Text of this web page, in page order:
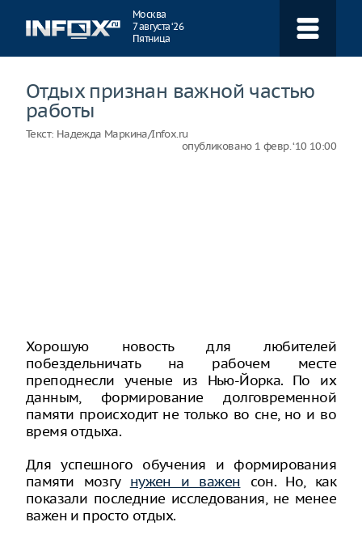
Москва
7 августа ‘26
Пятница
Отдых признан важной частью
работы
Текст: Надежда Маркина/Infox.ru
опубликовано 1 февр. ‘10 10:00
Хорошую новость для любителей
побездельничать на рабочем месте
преподнесли ученые из Нью-Йорка. По их
данным, формирование долговременной
памяти происходит не только во сне, но и во
время отдыха.
Для успешного обучения и формирования
памяти мозгу нужен и важен сон. Но, как
показали последние исследования, не менее
важен и просто отдых.